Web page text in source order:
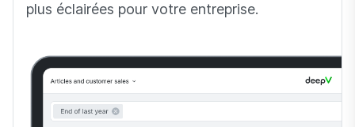
plus éclairées pour votre entreprise.